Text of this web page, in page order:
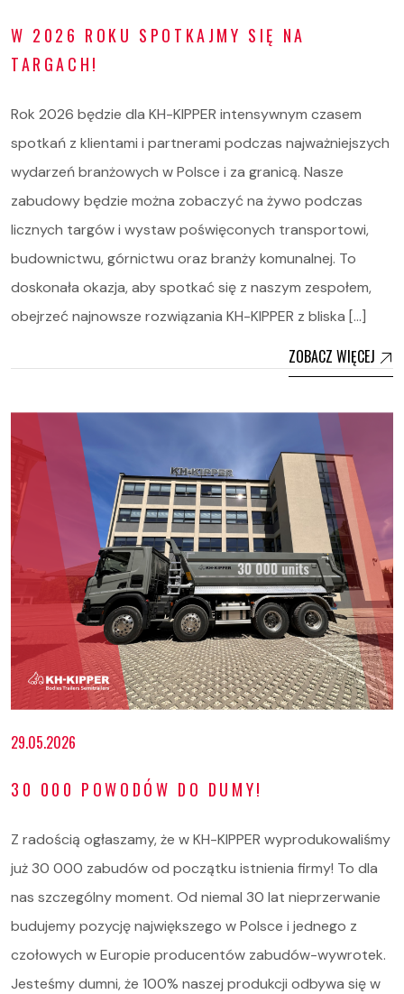
O nas
Kontakt
STOCK
W 2026 ROKU SPOTKAJMY SIĘ NA
TARGACH!
Rok 2026 będzie dla KH-KIPPER intensywnym czasem
spotkań z klientami i partnerami podczas najważniejszych
wydarzeń branżowych w Polsce i za granicą. Nasze
zabudowy będzie można zobaczyć na żywo podczas
licznych targów i wystaw poświęconych transportowi,
budownictwu, górnictwu oraz branży komunalnej. To
doskonała okazja, aby spotkać się z naszym zespołem,
obejrzeć najnowsze rozwiązania KH-KIPPER z bliska […]
ZOBACZ WIĘCEJ
29.05.2026
30 000 POWODÓW DO DUMY!
Z radością ogłaszamy, że w KH-KIPPER wyprodukowaliśmy
już 30 000 zabudów od początku istnienia firmy! To dla
nas szczególny moment. Od niemal 30 lat nieprzerwanie
budujemy pozycję największego w Polsce i jednego z
czołowych w Europie producentów zabudów-wywrotek.
Jesteśmy dumni, że 100% naszej produkcji odbywa się w